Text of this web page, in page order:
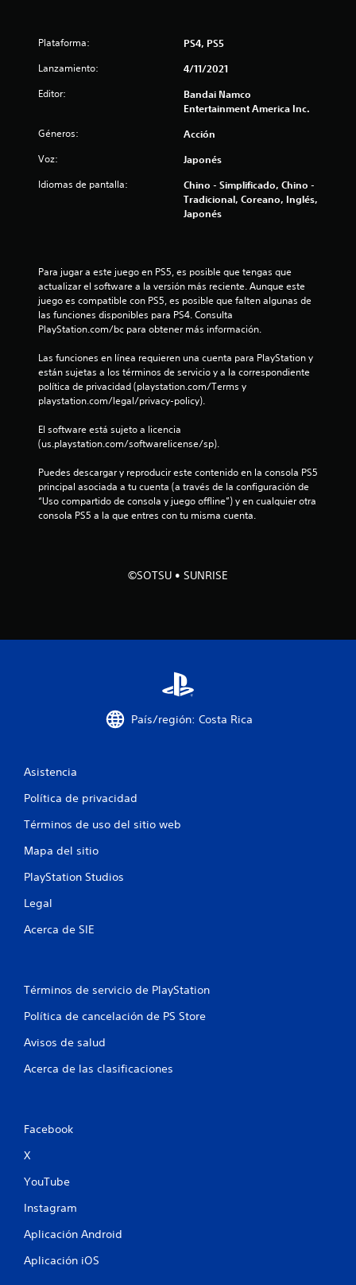
l
e
n
t
t
e
c
Plataforma: PS4, PS5
Lanzamiento: 4/11/2021
Editor:
Bandai Namco
Entertainment America Inc.
Géneros: Acción
Voz: Japonés
Idiomas de pantalla:
Chino - Simplificado, Chino -
Tradicional, Coreano, Inglés,
Japonés
Para jugar a este juego en PS5, es posible que tengas que
actualizar el software a la versión más reciente. Aunque este
juego es compatible con PS5, es posible que falten algunas de
las funciones disponibles para PS4. Consulta
PlayStation.com/bc para obtener más información.
Las funciones en línea requieren una cuenta para PlayStation y
están sujetas a los términos de servicio y a la correspondiente
política de privacidad (playstation.com/Terms y
playstation.com/legal/privacy-policy).
El software está sujeto a licencia
(us.playstation.com/softwarelicense/sp).
Puedes descargar y reproducir este contenido en la consola PS5
principal asociada a tu cuenta (a través de la configuración de
“Uso compartido de consola y juego offline”) y en cualquier otra
consola PS5 a la que entres con tu misma cuenta.
©SOTSU • SUNRISE
País/región: Costa Rica
Asistencia
Política de privacidad
Términos de uso del sitio web
Mapa del sitio
PlayStation Studios
Legal
Acerca de SIE
Términos de servicio de PlayStation
Política de cancelación de PS Store
Avisos de salud
Acerca de las clasificaciones
Facebook
X
YouTube
Instagram
Aplicación Android
Aplicación iOS